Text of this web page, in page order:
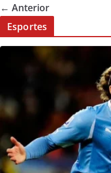
← Anterior
Esportes